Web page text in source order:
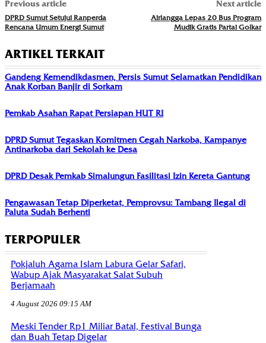
Previous article
DPRD Sumut Setujui Ranperda
Rencana Umum Energi Sumut
Next article
Airlangga Lepas 20 Bus Program
Mudik Gratis Partai Golkar
ARTIKEL TERKAIT
Gandeng Kemendikdasmen, Persis Sumut Selamatkan Pendidikan
Anak Korban Banjir di Sorkam
Pemkab Asahan Rapat Persiapan HUT RI
DPRD Sumut Tegaskan Komitmen Cegah Narkoba, Kampanye
Antinarkoba dari Sekolah ke Desa
DPRD Desak Pemkab Simalungun Fasilitasi Izin Kereta Gantung
Pengawasan Tetap Diperketat, Pemprovsu: Tambang Ilegal di
Paluta Sudah Berhenti
TERPOPULER
Pokjaluh Agama Islam Labura Gelar Safari,
Wabup Ajak Masyarakat Salat Subuh
Berjamaah
4 August 2026 09:15 AM
Meski Tender Rp1 Miliar Batal, Festival Bunga
dan Buah Tetap Digelar